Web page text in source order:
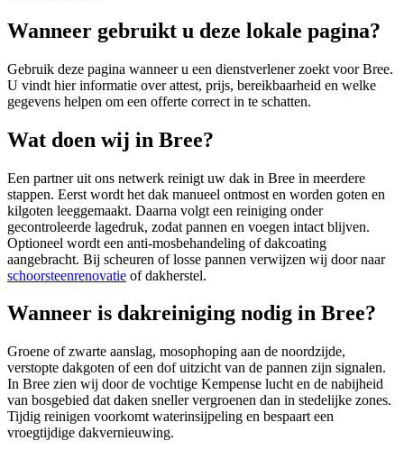
Wanneer gebruikt u deze lokale pagina?
Gebruik deze pagina wanneer u een dienstverlener zoekt voorBree.
U vindt hier informatie over attest, prijs, bereikbaarheid en welke
gegevens helpen om een offerte correct in te schatten.
Wat doen wij in Bree?
Een partner uit ons netwerk reinigt uw dak in Bree in meerdere
stappen. Eerst wordt het dak manueel ontmost en worden goten en
kilgoten leeggemaakt. Daarna volgt een reiniging onder
gecontroleerde lagedruk, zodat pannen en voegen intact blijven.
Optioneel wordt een anti-mosbehandeling of dakcoating
aangebracht. Bij scheuren of losse pannen verwijzen wij door naar
schoorsteenrenovatie of dakherstel.
Wanneer is dakreiniging nodig in Bree?
Groene of zwarte aanslag, mosophoping aan de noordzijde,
verstopte dakgoten of een dof uitzicht van de pannen zijn signalen.
In Bree zien wij door de vochtige Kempense lucht en de nabijheid
van bosgebied dat daken sneller vergroenen dan in stedelijke zones.
Tijdig reinigen voorkomt waterinsijpeling en bespaart een
vroegtijdige dakvernieuwing.